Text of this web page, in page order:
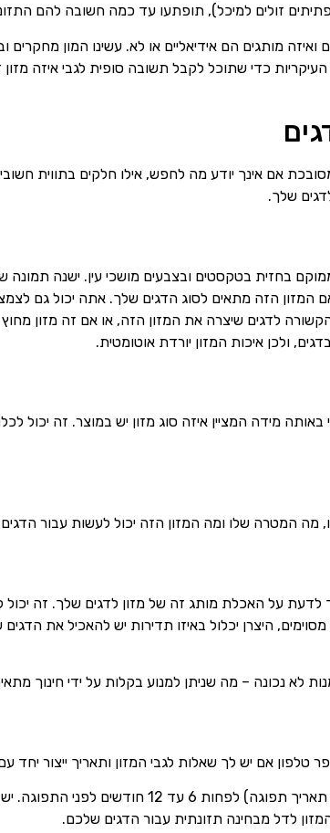
זולים למיכל), תופתעו עד כמה חשובה להם
מותגים הם אידיאליים או לא. עשינו המון מחקרים
כדי שתוכל לקבל תשובה סופית לגבי איזה מזון
אם אינך יודע מה לחפש, אילו חלקים בתווית
שלך.
בחזית בטקסטים ובצבעים מושכי עין. ישנה תמונה
המזון הזה מתאים לסוג הדגים שלך. אתה יכול גם
לדגים שיצרה את המזון הזה, או אם זה מזון
ולכן איכות המזון יורדת אוטומטית.
מידה המציין איזה סוג מזון יש במוצר. זה יכול
המטרה שלו ומה המזון הזה יכול לעשות עבור
על האכלת מותג זה של מזון לדגים שלך. זה יכול
היצרן יכלול באיזו תדירות יש להאכיל את הדגים
לא נכונה – מה שניתן למנוע בקלות על ידי חינוך
טלפון אם יש לך שאלות לגבי המזון ותאריך ייצור יחד
חשוב לרכוש מזון שיש לו תאריך תפוגה (המכונה גם תאריך
לדל מבחינה תזונתית עבור הדגים שלכם.